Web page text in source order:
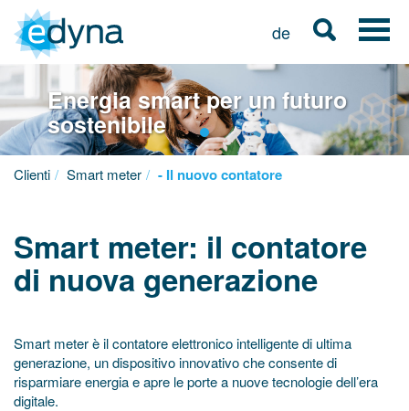
de
Energia smart per un futuro
sostenibile
Clienti Smart meter - Il nuovo contatore
Smart meter: il contatore
di nuova generazione
Smart meter è il contatore elettronico intelligente di ultima
generazione, un dispositivo innovativo che consente di
risparmiare energia e apre le porte a nuove tecnologie dell’era
digitale.